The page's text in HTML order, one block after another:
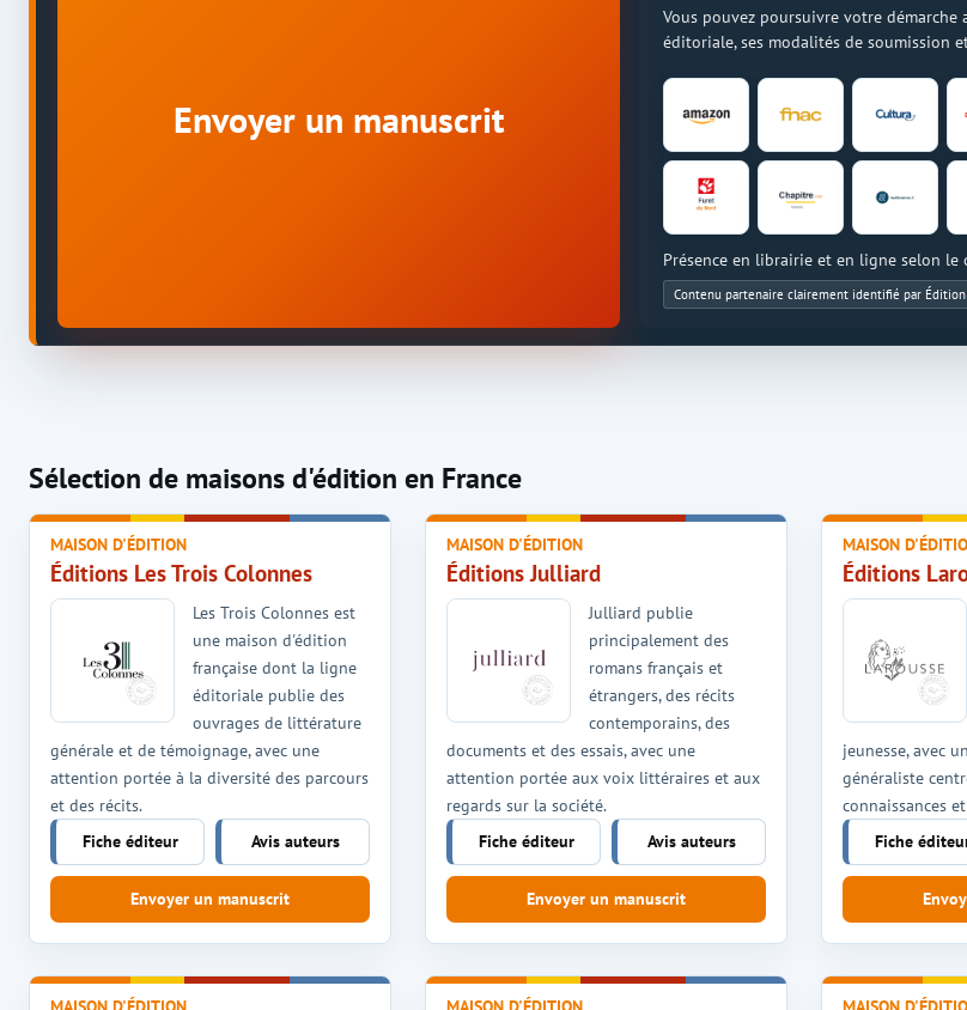
Vous pouvez poursuivre votre
éditoriale, ses modalités de soumission
Présence en librairie et en ligne selon
Contenu partenaire clairement identifié par
Envoyer un manuscrit
Sélection de maisons d'édition en France
MAISON D'ÉDITION
Éditions Les Trois Colonnes
Les Trois Colonnes est
une maison d'édition
française dont la ligne
éditoriale publie des
ouvrages de littérature
générale et de témoignage, avec une
attention portée à la diversité des parcours
et des récits.
Fiche éditeur
Avis auteurs
Envoyer un manuscrit
MAISON
Éditions
jeunesse, avec
généraliste
connaissances
Fiche
MAISON D'ÉDITION
Éditions Julliard
Julliard publie
principalement des
romans français et
étrangers, des récits
contemporains, des
documents et des essais, avec une
attention portée aux voix littéraires et aux
regards sur la société.
Fiche éditeur
Avis auteurs
Envoyer un manuscrit